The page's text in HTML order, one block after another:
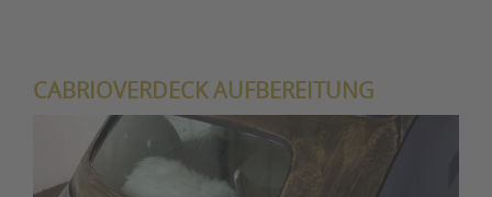
CABRIOVERDECK AUFBEREITUNG